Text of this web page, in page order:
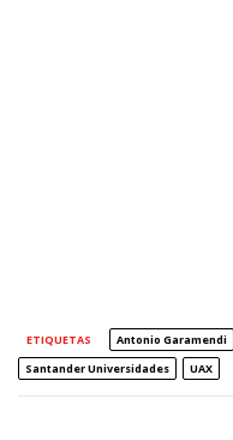
ETIQUETAS Antonio Garamendi
Santander Universidades
UAX